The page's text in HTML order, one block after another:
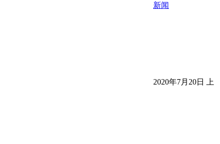
新闻
2020年7月20日 上